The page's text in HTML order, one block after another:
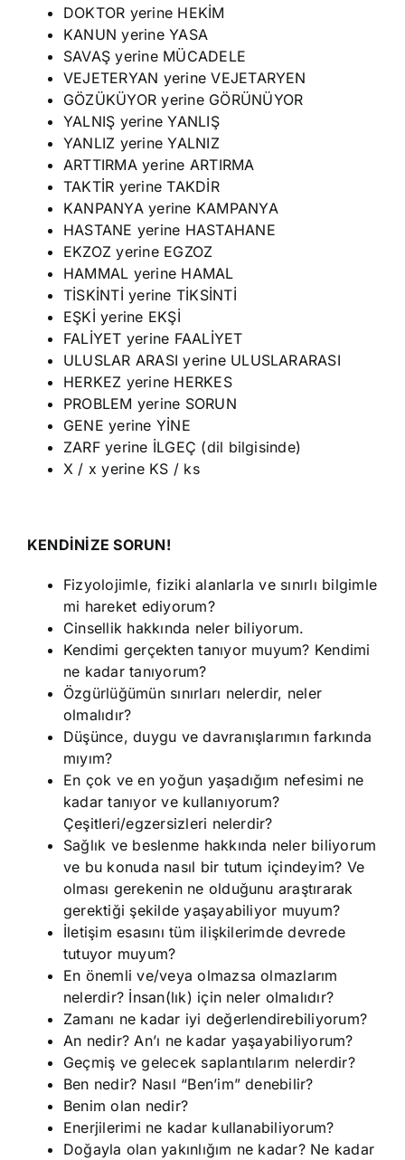
DOKTOR yerine HEKİM
KANUN yerine YASA
SAVAŞ yerine MÜCADELE
VEJETERYAN yerine VEJETARYEN
GÖZÜKÜYOR yerine GÖRÜNÜYOR
YALNIŞ yerine YANLIŞ
YANLIZ yerine YALNIZ
ARTTIRMA yerine ARTIRMA
TAKTİR yerine TAKDİR
KANPANYA yerine KAMPANYA
HASTANE yerine HASTAHANE
EKZOZ yerine EGZOZ
HAMMAL yerine HAMAL
TİSKİNTİ yerine TİKSİNTİ
EŞKİ yerine EKŞİ
FALİYET yerine FAALİYET
ULUSLAR ARASI yerine ULUSLARARASI
HERKEZ yerine HERKES
PROBLEM yerine SORUN
GENE yerine YİNE
ZARF yerine İLGEÇ (dil bilgisinde)
X / x yerine KS / ks
KENDİNİZE SORUN!
Fizyolojimle, fiziki alanlarla ve sınırlı bilgimle
mi hareket ediyorum?
Cinsellik hakkında neler biliyorum.
Kendimi gerçekten tanıyor muyum? Kendimi
ne kadar tanıyorum?
Özgürlüğümün sınırları nelerdir, neler
olmalıdır?
Düşünce, duygu ve davranışlarımın farkında
mıyım?
En çok ve en yoğun yaşadığım nefesimi ne
kadar tanıyor ve kullanıyorum?
Çeşitleri/egzersizleri nelerdir?
Sağlık ve beslenme hakkında neler biliyorum
ve bu konuda nasıl bir tutum içindeyim? Ve
olması gerekenin ne olduğunu araştırarak
gerektiği şekilde yaşayabiliyor muyum?
İletişim esasını tüm ilişkilerimde devrede
tutuyor muyum?
En önemli ve/veya olmazsa olmazlarım
nelerdir? İnsan(lık) için neler olmalıdır?
Zamanı ne kadar iyi değerlendirebiliyorum?
An nedir? An’ı ne kadar yaşayabiliyorum?
Geçmiş ve gelecek saplantılarım nelerdir?
Ben nedir? Nasıl “Ben’im” denebilir?
Benim olan nedir?
Enerjilerimi ne kadar kullanabiliyorum?
Doğayla olan yakınlığım ne kadar? Ne kadar